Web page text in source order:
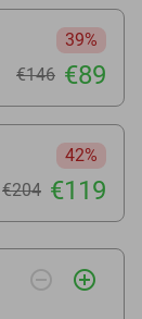
39%
€146 €89
42%
€204 €119
remove_circle_outline add_circle_outline